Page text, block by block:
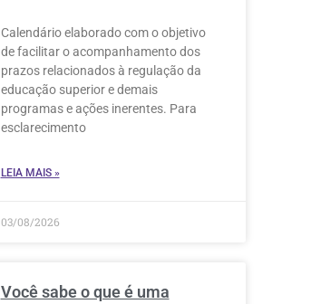
Calendário elaborado com o objetivo
de facilitar o acompanhamento dos
prazos relacionados à regulação da
educação superior e demais
programas e ações inerentes. Para
esclarecimento
LEIA MAIS »
03/08/2026
Você sabe o que é uma